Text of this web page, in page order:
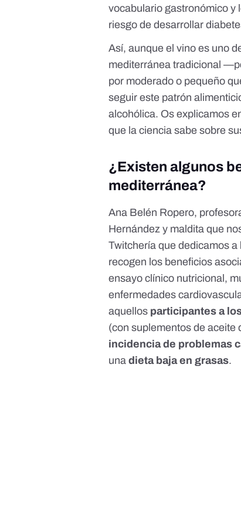
vocabulario gastronómico
riesgo de desarrollar
Así, aunque el vino es uno
mediterránea tradicional
por moderado o pequeño
seguir este patrón
alcohólica. Os explicamos
que la ciencia sabe sobre
¿Existen algunos
mediterránea?
Ana Belén Ropero,
Hernández y maldita que
Twitchería que dedicamos
recogen los beneficios
ensayo clínico nutricional,
enfermedades
aquellos participantes a
(con suplementos de aceite
incidencia de problemas
unadieta baja en grasas.